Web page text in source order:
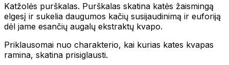
Katžolės purškalas. Purškalas skatina katės žaismingą
elgesį ir sukelia daugumos kačių susijaudinimą ir euforiją
dėl jame esančių augalų ekstraktų kvapo.
Priklausomai nuo charakterio, kai kurias kates kvapas
ramina, skatina prisiglausti.